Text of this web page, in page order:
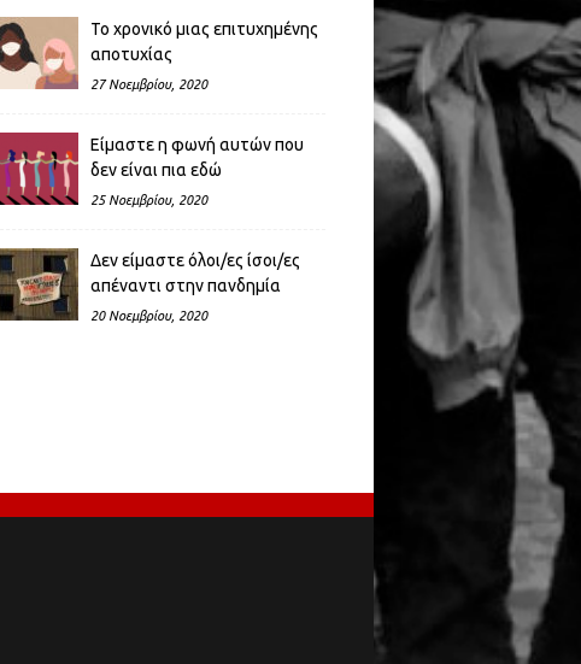
Το χρονικό μιας επιτυχημένης
αποτυχίας
27 Νοεμβρίου, 2020
Είμαστε η φωνή αυτών που
δεν είναι πια εδώ
25 Νοεμβρίου, 2020
Δεν είμαστε όλοι/ες ίσοι/ες
απέναντι στην πανδημία
20 Νοεμβρίου, 2020